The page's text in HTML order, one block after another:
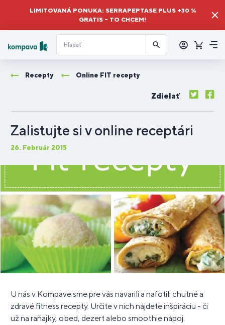
LIMITOVANÁ PONUKA: SERRAPEPTASE PLUS +30 %
GRATIS – TO CHCEM!
sa
Košík
Recepty Online FIT recepty
Zdielať
Zalistujte si v online receptári
26. Február 2015
U nás v Kompave sme pre vás navarili a nafotili chutné a
zdravé fitness recepty. Určite v nich nájdete inšpiráciu - či
už na raňajky, obed, dezert alebo smoothie nápoj.